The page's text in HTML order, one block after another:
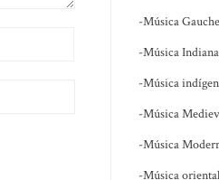
-Música
-Música Indiana
-Música
-Música
-Música
-Música oriental